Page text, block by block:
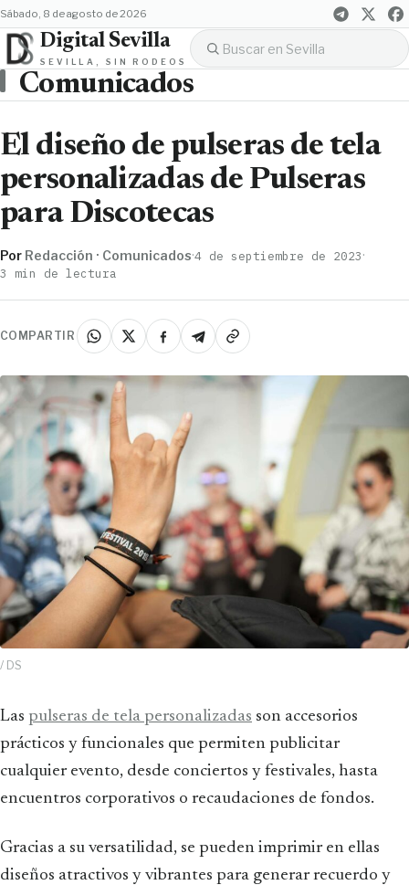
sábado, 8 de agosto de 2026
Digital Sevilla
SEVILLA, SIN RODEOS
Comunicados
El diseño de pulseras de tela
personalizadas de Pulseras
para Discotecas
Por Redacción · Comunicados·4 de septiembre de 2023·
3 min de lectura
COMPARTIR
/ DS
Las pulseras de tela personalizadas son accesorios
prácticos y funcionales que permiten publicitar
cualquier evento, desde conciertos y festivales, hasta
encuentros corporativos o recaudaciones de fondos.
Gracias a su versatilidad, se pueden imprimir en ellas
diseños atractivos y vibrantes para generar recuerdo y